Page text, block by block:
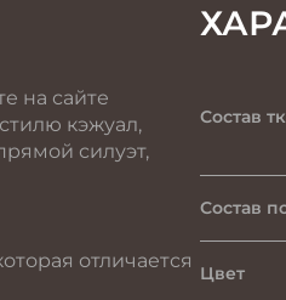
на сайте
кэжуал,
силуэт,
отличается
Состав
Состав
Цвет